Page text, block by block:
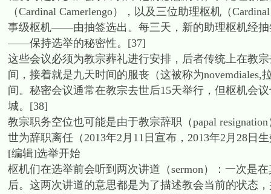
（Cardinal Camerlengo），以及三位助理枢机（
事级枢机——由抽签选出。每三天，新的助理枢机经
——保持选举的秘密性。[37]
这些会议必须为教宗葬礼进行安排，后者传统上在教
间，接着就是九天时间的服丧（这被称为
间。秘密会议通常在教宗去世后15天举行，但枢机会
城。[38]
教宗职务空位也可能是由于教宗辞职（papal
世为辞职离任（2013年2月11日宣布，2013年2月28日
[编辑]选举开始
枢机们在选举前会听到两次讲道（sermon）：一次是
后。这两次讲道的意思都是为了描述教会当前的状态